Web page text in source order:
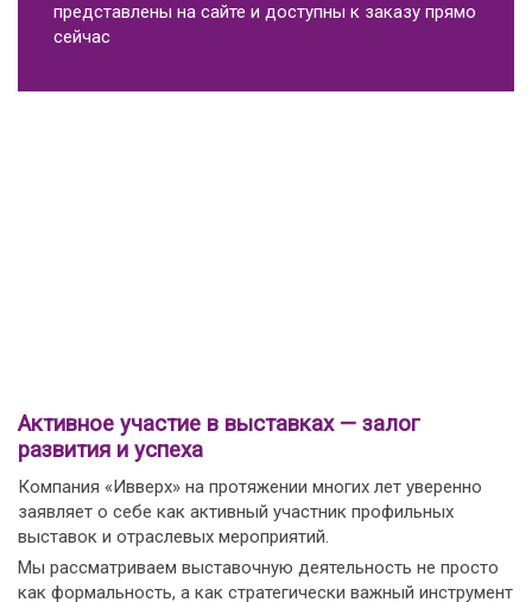
представлены на сайте и доступны к заказу прямо
сейчас
Активное участие в выставках — залог
развития и успеха
Компания «Ивверх» на протяжении многих лет уверенно
заявляет о себе как активный участник профильных
выставок и отраслевых мероприятий.
Мы рассматриваем выставочную деятельность не просто
как формальность, а как стратегически важный инструмент